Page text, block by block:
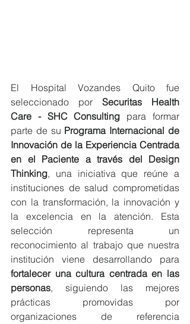
El Hospital Vozandes Quito fue
seleccionado por Securitas Health
Care - SHC Consulting para formar
parte de su Programa Internacional de
Innovación de la Experiencia Centrada
en el Paciente a través del Design
Thinking, una iniciativa que reúne a
instituciones de salud comprometidas
con la transformación, la innovación y
la excelencia en la atención. Esta
selección representa un
reconocimiento al trabajo que nuestra
fortalecer una cultura centrada en las
personas, siguiendo las mejores
prácticas promovidas por
organizaciones de referencia